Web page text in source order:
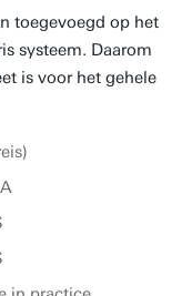
toegevoegd op het
systeem. Daarom
is voor het gehele